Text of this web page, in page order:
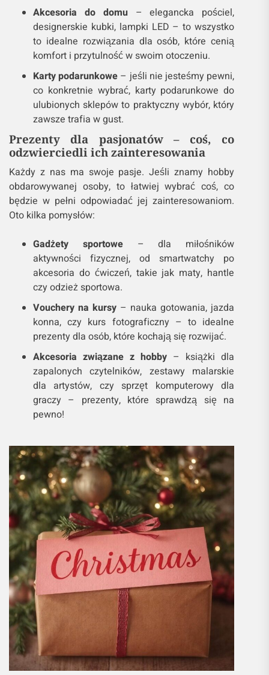
Akcesoria do domu– elegancka pościel,
designerskie kubki, lampki LED – to wszystko
to idealne rozwiązania dla osób, które cenią
komfort i przytulność w swoim otoczeniu.
Karty podarunkowe – jeśli nie jesteśmy pewni,
co konkretnie wybrać, karty podarunkowe do
ulubionych sklepów to praktyczny wybór, który
zawsze trafia w gust.
Prezenty dla pasjonatów – coś, co
odzwierciedli ich zainteresowania
Każdy z nas ma swoje pasje. Jeśli znamy hobby
obdarowywanej osoby, to łatwiej wybrać coś, co
będzie w pełni odpowiadać jej zainteresowaniom.
Oto kilka pomysłów:
Gadżety sportowe– dla miłośników
aktywności fizycznej, od smartwatchy po
akcesoria do ćwiczeń, takie jak maty, hantle
czy odzież sportowa.
Vouchery na kursy – nauka gotowania, jazda
konna, czy kurs fotograficzny – to idealne
prezenty dla osób, które kochają się rozwijać.
Akcesoria związane z hobby – książki dla
zapalonych czytelników, zestawy malarskie
dla artystów, czy sprzęt komputerowy dla
graczy – prezenty, które sprawdzą się na
pewno!